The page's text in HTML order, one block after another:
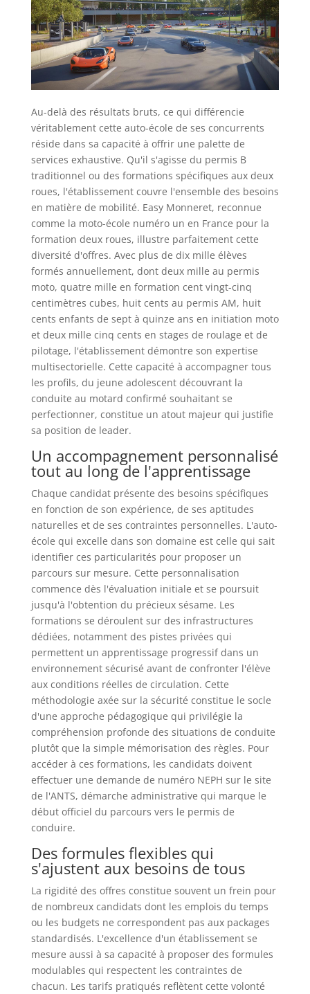
Au-delà des résultats bruts, ce qui différencie
véritablement cette auto-école de ses concurrents
réside dans sa capacité à offrir une palette de
services exhaustive. Qu'il s'agisse du permis B
traditionnel ou des formations spécifiques aux deux
roues, l'établissement couvre l'ensemble des besoins
en matière de mobilité. Easy Monneret, reconnue
comme la moto-école numéro un en France pour la
formation deux roues, illustre parfaitement cette
diversité d'offres. Avec plus de dix mille élèves
formés annuellement, dont deux mille au permis
moto, quatre mille en formation cent vingt-cinq
centimètres cubes, huit cents au permis AM, huit
cents enfants de sept à quinze ans en initiation moto
et deux mille cinq cents en stages de roulage et de
pilotage, l'établissement démontre son expertise
multisectorielle. Cette capacité à accompagner tous
les profils, du jeune adolescent découvrant la
conduite au motard confirmé souhaitant se
perfectionner, constitue un atout majeur qui justifie
sa position de leader.
Un accompagnement personnalisé
tout au long de l'apprentissage
Chaque candidat présente des besoins spécifiques
en fonction de son expérience, de ses aptitudes
naturelles et de ses contraintes personnelles. L'auto-
école qui excelle dans son domaine est celle qui sait
identifier ces particularités pour proposer un
parcours sur mesure. Cette personnalisation
commence dès l'évaluation initiale et se poursuit
jusqu'à l'obtention du précieux sésame. Les
formations se déroulent sur des infrastructures
dédiées, notamment des pistes privées qui
permettent un apprentissage progressif dans un
environnement sécurisé avant de confronter l'élève
aux conditions réelles de circulation. Cette
méthodologie axée sur la sécurité constitue le socle
d'une approche pédagogique qui privilégie la
compréhension profonde des situations de conduite
plutôt que la simple mémorisation des règles. Pour
accéder à ces formations, les candidats doivent
effectuer une demande de numéro NEPH sur le site
de l'ANTS, démarche administrative qui marque le
début officiel du parcours vers le permis de
conduire.
Des formules flexibles qui
s'ajustent aux besoins de tous
La rigidité des offres constitue souvent un frein pour
de nombreux candidats dont les emplois du temps
ou les budgets ne correspondent pas aux packages
standardisés. L'excellence d'un établissement se
mesure aussi à sa capacité à proposer des formules
modulables qui respectent les contraintes de
chacun. Les tarifs pratiqués reflètent cette volonté